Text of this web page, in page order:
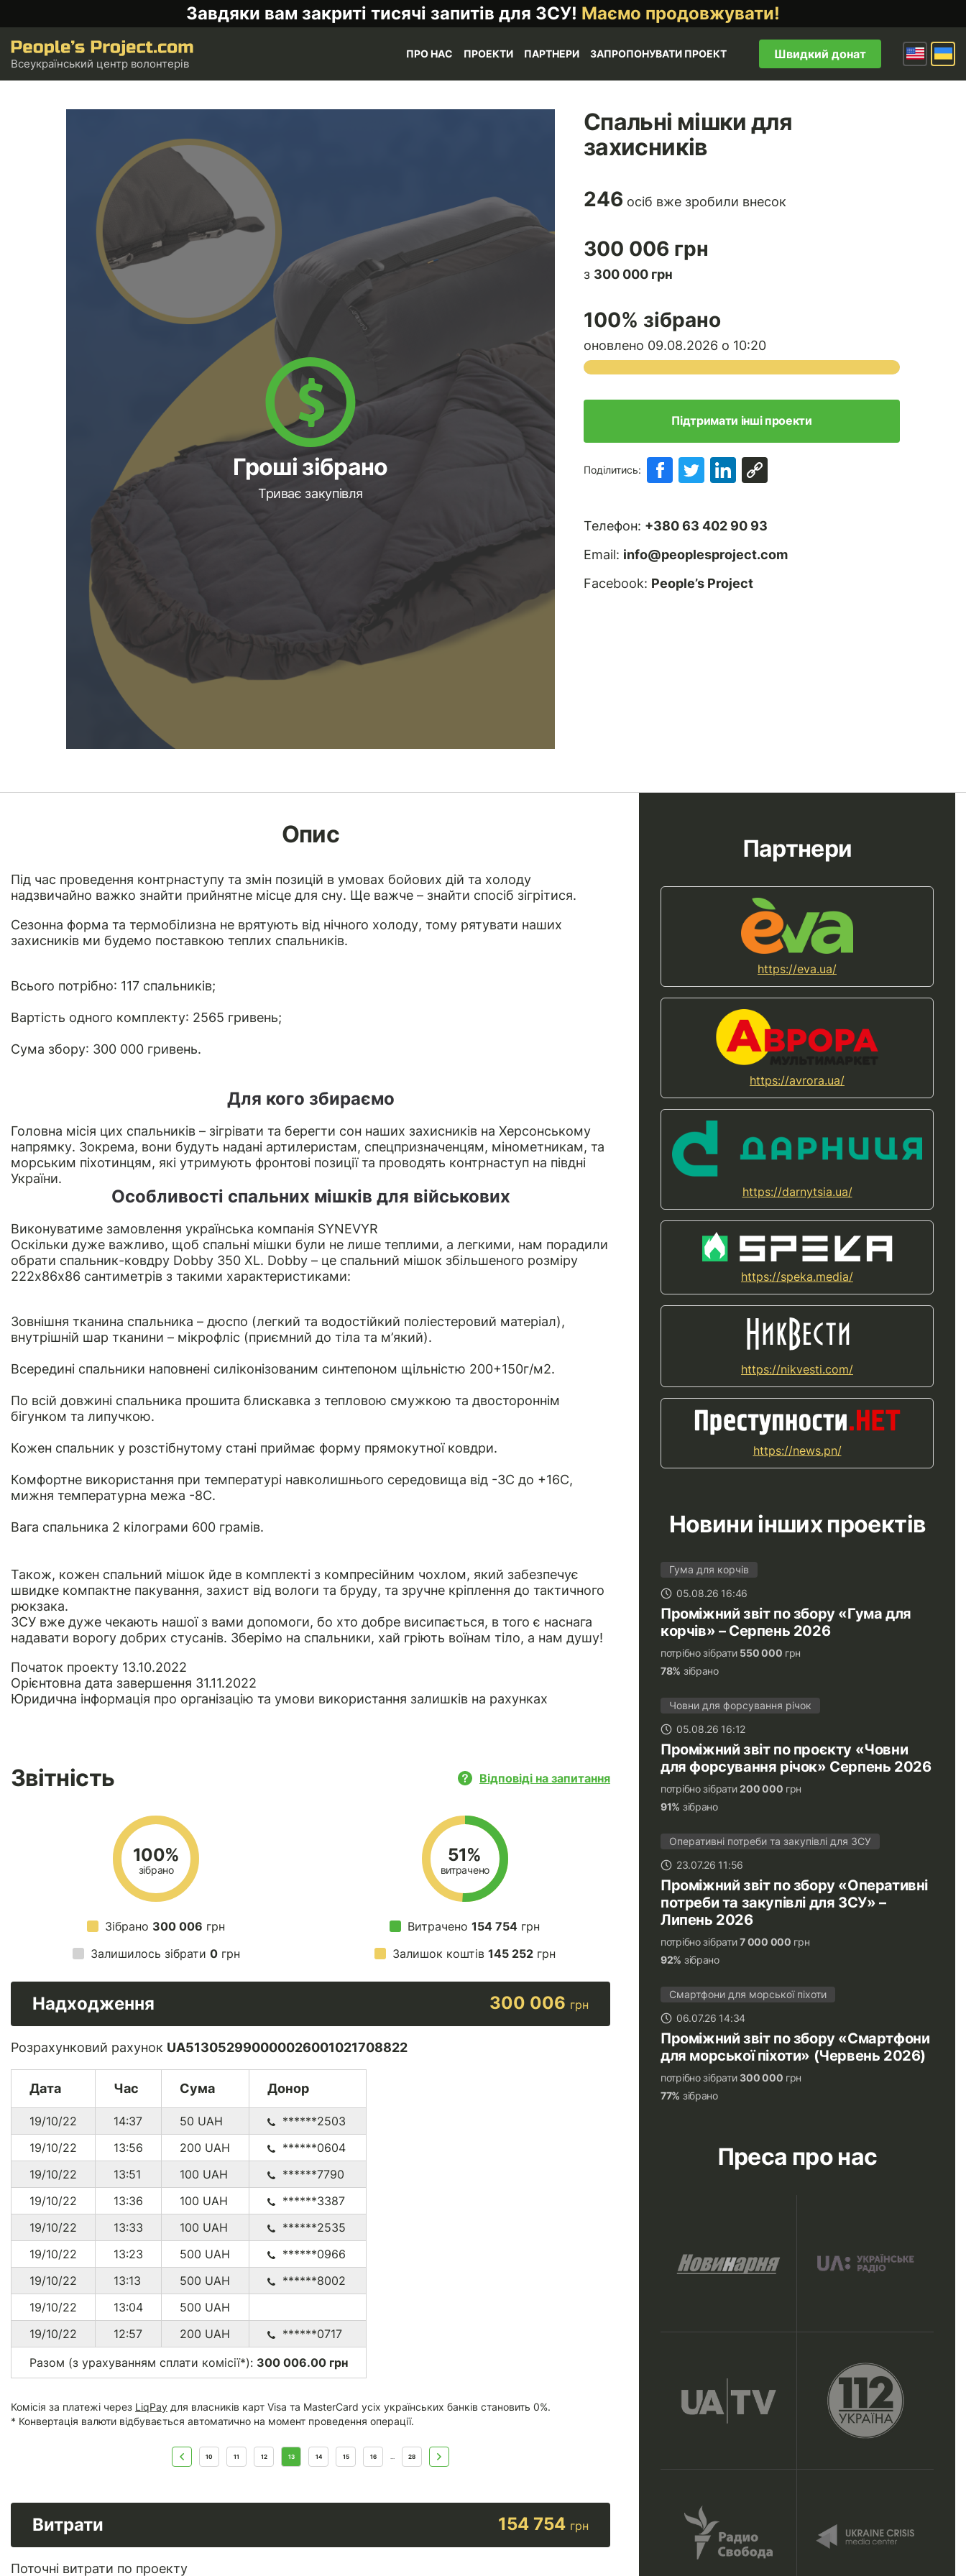
Завдяки вам закриті тисячі запитів для ЗСУ! Маємо продовжувати!
Всеукраїнський центр волонтерів
ПРО НАС ПРОЕКТИ ПАРТНЕРИ ЗАПРОПОНУВАТИ ПРОЕКТ Швидкий донат
Гроші зібрано
Триває закупівля
Спальні мішки для
захисників
246 осіб вже зробили внесок
300 006 грн
з 300 000 грн
100% зібрано
оновлено 09.08.2026 о 10:20
Підтримати інші проекти
Поділитись:
Телефон: +380 63 402 90 93
Email: info@peoplesproject.com
Facebook: People’s Project
Опис
Під час проведення контрнаступу та змін позицій в умовах бойових дій та холоду
надзвичайно важко знайти прийнятне місце для сну. Ще важче – знайти спосіб зігрітися.
Сезонна форма та термобілизна не врятують від нічного холоду, тому рятувати наших
захисників ми будемо поставкою теплих спальників.
Всього потрібно: 117 спальників;
Вартість одного комплекту: 2565 гривень;
Сума збору: 300 000 гривень.
Для кого збираємо
Головна місія цих спальників – зігрівати та берегти сон наших захисників на Херсонському
напрямку. Зокрема, вони будуть надані артилеристам, спецпризначенцям, мінометникам, та
морським піхотинцям, які утримують фронтові позиції та проводять контрнаступ на півдні
України.
Особливості спальних мішків для військових
Виконуватиме замовлення українська компанія SYNEVYR
Оскільки дуже важливо, щоб спальні мішки були не лише теплими, а легкими, нам порадили
обрати спальник-ковдру Dobby 350 XL. Dobby – це спальний мішок збільшеного розміру
222х86х86 сантиметрів з такими характеристиками:
Зовнішня тканина спальника – дюспо (легкий та водостійкий поліестеровий матеріал),
внутрішній шар тканини – мікрофліс (приємний до тіла та м’який).
Всередині спальники наповнені силіконізованим синтепоном щільністю 200+150г/м2.
По всій довжині спальника прошита блискавка з тепловою смужкою та двостороннім
бігунком та липучкою.
Кожен спальник у розстібнутому стані приймає форму прямокутної ковдри.
Комфортне використання при температурі навколишнього середовища від -3C до +16С,
мижня температурна межа -8C.
Вага спальника 2 кілограми 600 грамів.
Також, кожен спальний мішок йде в комплекті з компресійним чохлом, який забезпечує
швидке компактне пакування, захист від вологи та бруду, та зручне кріплення до тактичного
рюкзака.
ЗСУ вже дуже чекають нашої з вами допомоги, бо хто добре висипається, в того є наснага
надавати ворогу добрих стусанів. Зберімо на спальники, хай гріють воїнам тіло, а нам душу!
Початок проекту 13.10.2022
Орієнтовна дата завершення 31.11.2022
Юридична інформація про організацію та умови використання залишків на рахунках
Звітність Відповіді на запитання
100%
зібрано
Зібрано 300 006 грн
Залишилось зібрати 0грн
51%
витрачено
Витрачено154 754 грн
Залишок коштів 145 252грн
Надходження 300 006 грн
Розрахунковий рахунок UA513052990000026001021708822
Дата Час Сума Донор
19/10/22 14:37 50 UAH
******2503
19/10/22
13:56 200 UAH
******0604
19/10/22
13:51 100 UAH
******7790
19/10/22
13:36 100 UAH
******3387
19/10/22
13:33 100 UAH
******2535
19/10/22
13:23 500 UAH
******0966
19/10/22
13:13 500 UAH
******8002
19/10/22
13:04 500 UAH
19/10/22
12:57 200 UAH
******0717
Разом (з урахуванням сплати комісії*): 300 006.00 грн
Комісія за платежі через LiqPay для власників карт Visa та MasterCard усіх українських банків становить 0%.
* Конвертація валюти відбувається автоматично на момент проведення операції.
10 11 12 13 14 15 16 ... 28
Витрати 154 754 грн
Поточні витрати по проекту
Партнери
https://eva.ua/
https://avrora.ua/
https://darnytsia.ua/
https://speka.media/
https://nikvesti.com/
https://news.pn/
Новини інших проектів
Гума для корчів
05.08.26 16:46
Проміжний звіт по збору «Гума для
корчів» – Серпень 2026
потрібно зібрати 550 000 грн
78% зібрано
Човни для форсування річок
05.08.26 16:12
Проміжний звіт по проєкту «Човни
для форсування річок» Серпень 2026
потрібно зібрати200 000 грн
91% зібрано
Оперативні потреби та закупівлі для ЗСУ
23.07.26 11:56
Проміжний звіт по збору «Оперативні
потреби та закупівлі для ЗСУ» –
Липень 2026
потрібно зібрати7 000 000 грн
92% зібрано
Смартфони для морської піхоти
06.07.26 14:34
Проміжний звіт по збору «Смартфони
для морської піхоти» (Червень 2026)
потрібно зібрати300 000 грн
77% зібрано
Преса про нас